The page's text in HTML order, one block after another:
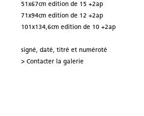
51x67cm edition de 15 +2ap
71x94cm edition de 12 +2ap
101x134,6cm edition de 10 +2ap
signé, daté, titré et numéroté
> Contacter la galerie